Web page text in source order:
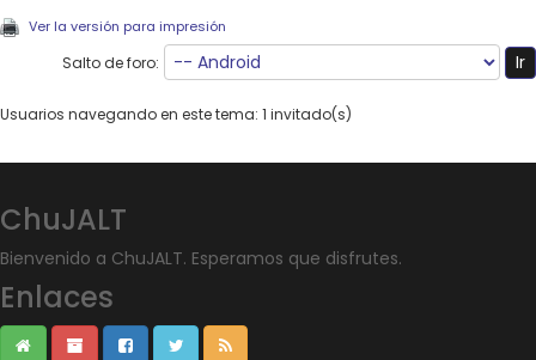
Ver la versión para impresión
Salto de foro:
Usuarios navegando en este tema: 1 invitado(s)
ChuJALT
Bienvenido a ChuJALT. Esperamos que disfrutes.
Enlaces